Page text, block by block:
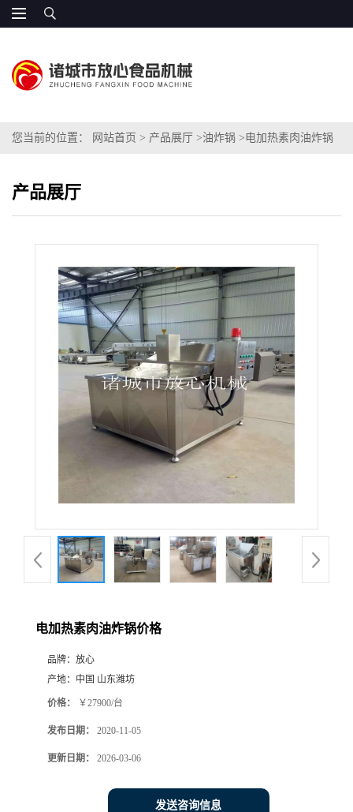
您当前的位置： 网站首页 > 产品展厅 >油炸锅 >电加热素肉油炸锅
产品展厅
电加热素肉油炸锅价格
品牌： 放心
产地： 中国 山东潍坊
价格： ￥27900/台
发布日期： 2020-11-05
更新日期： 2026-03-06
发送咨询信息